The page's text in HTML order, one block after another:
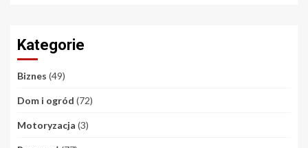
Kategorie
Biznes (49)
Dom i ogród (72)
Motoryzacja (3)